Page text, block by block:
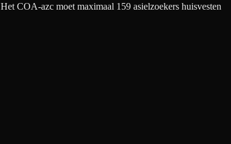
COA-azc moet maximaal 159 asielzoekers huisvesten